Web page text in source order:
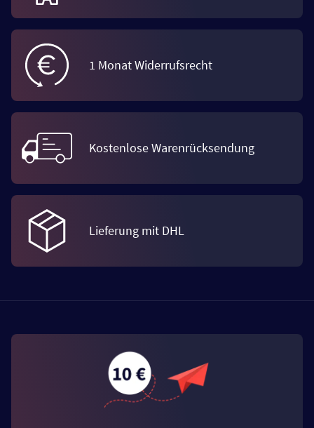
1 Monat Widerrufsrecht
Kostenlose Warenrücksendung
Lieferung mit DHL